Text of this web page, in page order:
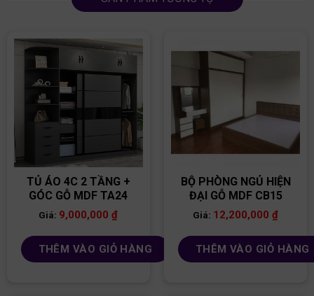
TỦ ÁO 4C 2 TẦNG +
GÓC GỖ MDF TA24
Giá: 9,000,000₫
THÊM VÀO GIỎ HÀNG
BỘ PHÒNG NGỦ HIỆN
ĐẠI GỖ MDF CB15
Giá: 12,200,000₫
THÊM VÀO GIỎ HÀNG